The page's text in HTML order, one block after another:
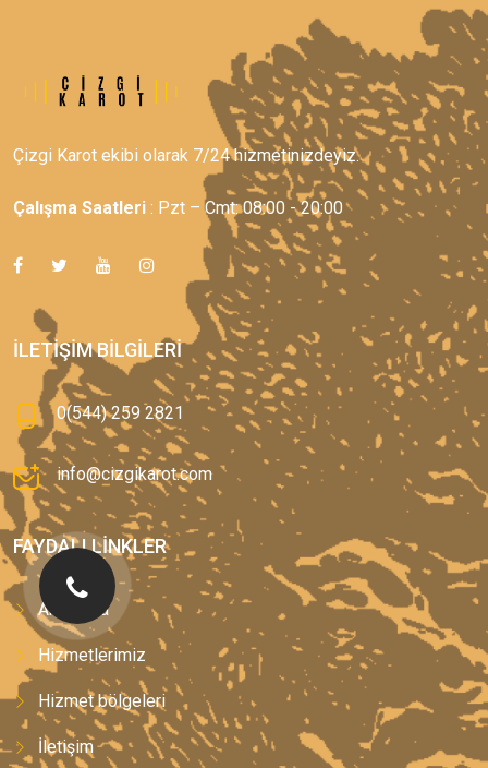
Çizgi Karot ekibi olarak 7/24 hizmetinizdeyiz.
Çalışma Saatleri : Pzt – Cmt: 08:00 - 20:00
İLETIŞIM BILGILERI
0(544) 259 2821
info@cizgikarot.com
FAYDALI LINKLER
Anasayfa
Hizmetlerimiz
Hizmet bölgeleri
İletişim